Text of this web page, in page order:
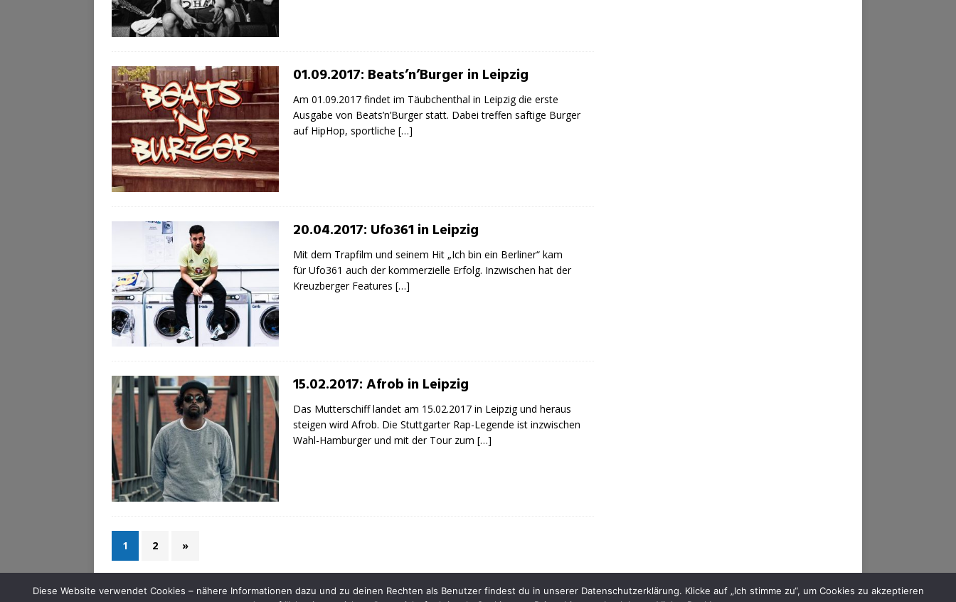
01.09.2017: Beats’n’Burger in Leipzig
Am 01.09.2017 findet im Täubchenthal in Leipzig die erste
Ausgabe von Beats’n’Burger statt. Dabei treffen saftige Burger
auf HipHop, sportliche […]
20.04.2017: Ufo361 in Leipzig
Mit dem Trapfilm und seinem Hit „Ich bin ein Berliner“ kam
für Ufo361 auch der kommerzielle Erfolg. Inzwischen hat der
Kreuzberger Features […]
15.02.2017: Afrob in Leipzig
Das Mutterschiff landet am 15.02.2017 in Leipzig und heraus
steigen wird Afrob. Die Stuttgarter Rap-Legende ist inzwischen
Wahl-Hamburger und mit der Tour zum […]
1 2 »
INSTAGRAM FACEBOOK YOUTUBE MIXCLOUD
Diese Website verwendet Cookies – nähere Informationen dazu und zu deinen Rechten als Benutzer findest du in unserer Datenschutzerklärung. Klicke auf „Ich stimme zu“, um Cookies zu akzeptieren